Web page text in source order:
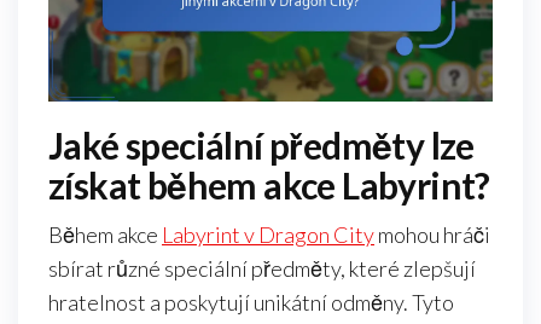
Jaké speciální předměty lze
získat během akce Labyrint?
Během akce Labyrint v Dragon Citymohou hráči
sbírat různé speciální předměty, které zlepšují
hratelnost a poskytují unikátní odměny. Tyto